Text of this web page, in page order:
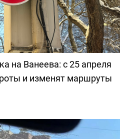
на Ванеева: с 25 апреля
и изменят маршруты